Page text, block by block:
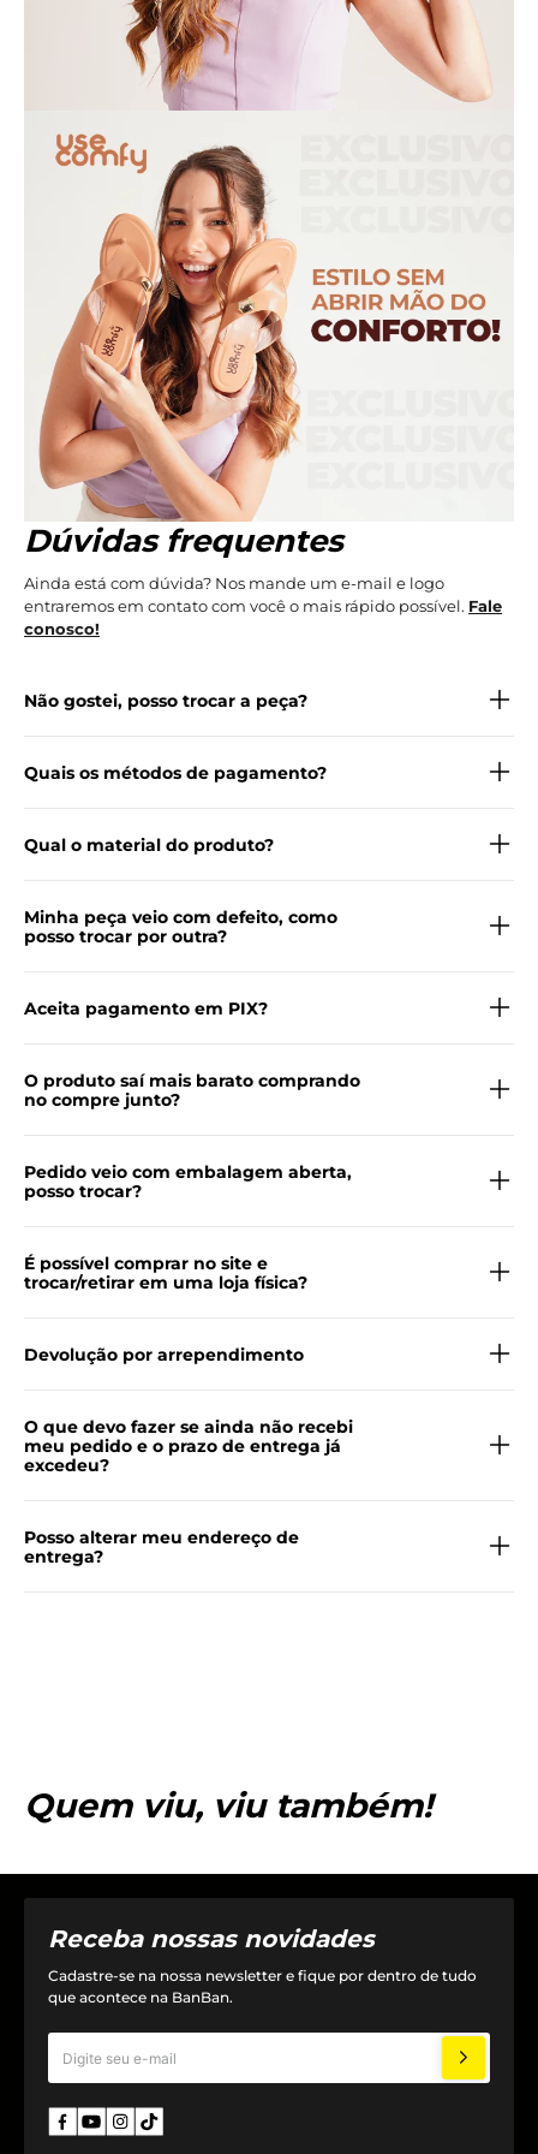
Dúvidas frequentes
Ainda está com dúvida? Nos mande um e-mail e logo
entraremos em contato com você o mais rápido possível. Fale
conosco!
Não gostei, posso trocar a peça?
Quais os métodos de pagamento?
Qual o material do produto?
Minha peça veio com defeito, como
posso trocar por outra?
Aceita pagamento em PIX?
O produto saí mais barato comprando
no compre junto?
Pedido veio com embalagem aberta,
posso trocar?
É possível comprar no site e
trocar/retirar em uma loja física?
Devolução por arrependimento
O que devo fazer se ainda não recebi
meu pedido e o prazo de entrega já
excedeu?
Posso alterar meu endereço de
entrega?
Quem viu, viu também!
Receba nossas novidades
Cadastre-se na nossa newsletter e fique por dentro de tudo
que acontece na BanBan.